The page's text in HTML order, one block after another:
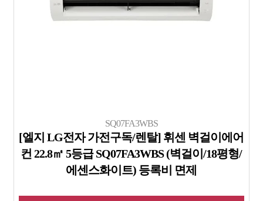
SQ07FA3WBS
[엘지 LG전자 가전구독/렌탈] 휘센 벽걸이에어
컨 22.8㎡ 5등급 SQ07FA3WBS (벽걸이/18평형/
에센스화이트) 등록비 면제